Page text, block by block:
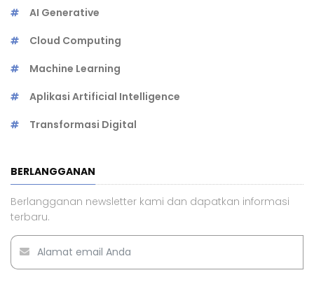
AI Generative
Cloud Computing
Machine Learning
Aplikasi Artificial Intelligence
Transformasi Digital
BERLANGGANAN
Berlangganan newsletter kami dan dapatkan informasi
terbaru.